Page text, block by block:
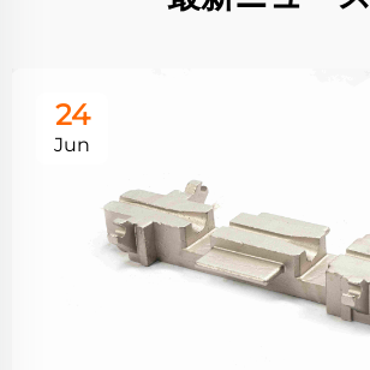
24
Jun